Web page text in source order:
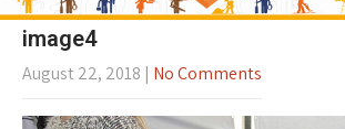
image4
August 22, 2018 | No Comments